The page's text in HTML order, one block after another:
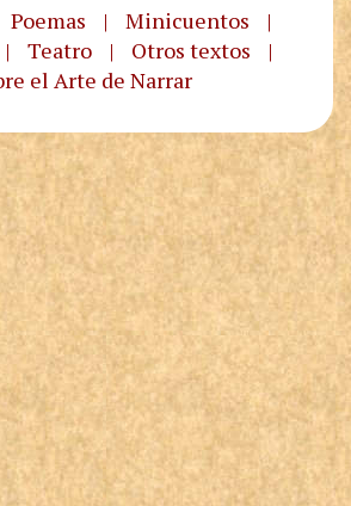
Poemas | Minicuentos
|
| Teatro | Otros textos
|
el Arte de Narrar